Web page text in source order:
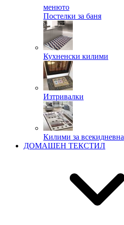
менюто
Постелки за баня
Кухненски килими
Изтривалки
Килими за всекидневна
ДОМАШЕН ТЕКСТИЛ